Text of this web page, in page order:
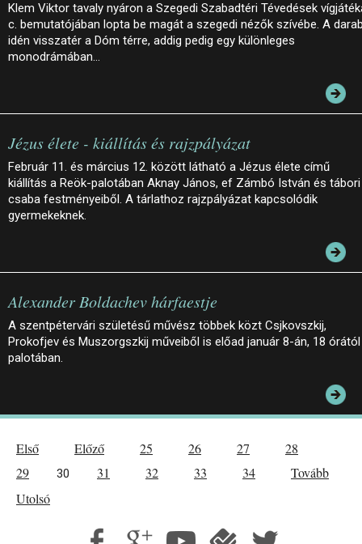
Klem Viktor tavaly nyáron a Szegedi Szabadtéri Tévedések
c. bemutatójában lopta be magát a szegedi nézők szívébe. A
idén visszatér a Dóm térre, addig pedig egy különleges
monodrámában…
Jézus élete - kiállítás és rajzpályázat
Február 11. és március 12. között látható a Jézus élete című
kiállítás a Reök-palotában Aknay János, ef Zámbó István és tábori
csaba festményeiből. A tárlathoz rajzpályázat kapcsolódik
gyermekeknek.
Alexander Boldachev hárfaestje
A szentpétervári születésű művész többek közt Csjkovszkij,
Prokofjev és Muszorgszkij műveiből is előad január 8-án, 18
palotában.
Első Előző 25 26 27
28
29
30 31 32 33 34
Tovább
Utolsó